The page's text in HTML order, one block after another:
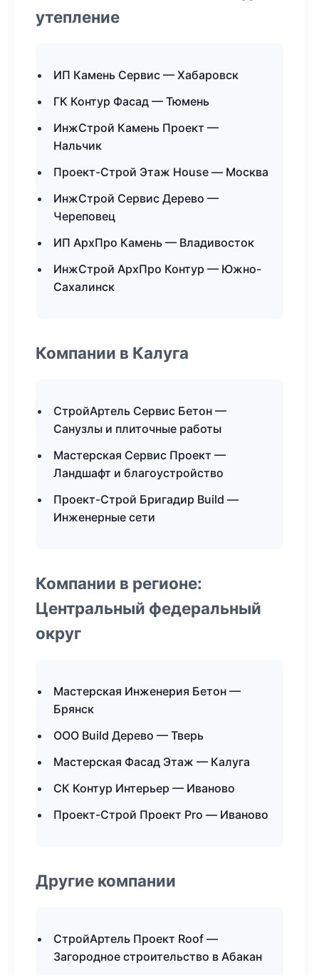
утепление
ИП Камень Сервис — Хабаровск
ГК Контур Фасад — Тюмень
ИнжСтрой Камень Проект —
Нальчик
Проект-Строй Этаж House — Москва
ИнжСтрой Сервис Дерево —
Череповец
ИП АрхПро Камень — Владивосток
ИнжСтрой АрхПро Контур — Южно-
Сахалинск
Компании в Калуга
СтройАртель Сервис Бетон —
Санузлы и плиточные работы
Мастерская Сервис Проект —
Ландшафт и благоустройство
Проект-Строй Бригадир Build —
Инженерные сети
Компании в регионе:
Центральный федеральный
округ
Мастерская Инженерия Бетон —
Брянск
ООО Build Дерево — Тверь
Мастерская Фасад Этаж — Калуга
СК Контур Интерьер — Иваново
Проект-Строй Проект Pro — Иваново
Другие компании
СтройАртель Проект Roof —
Загородное строительство в Абакан